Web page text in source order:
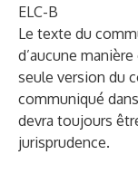
ELC-B
Le texte du
d’aucune
seule version du
communiqué
devra toujours
jurisprudence.